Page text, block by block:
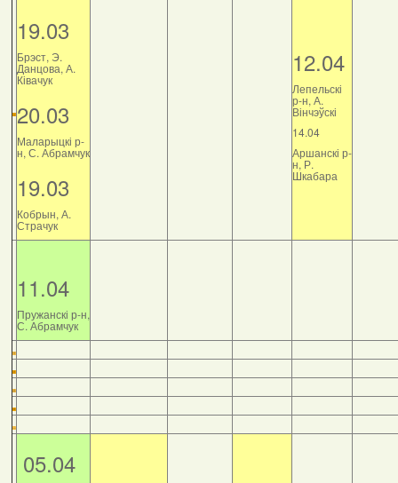
19.03
Брэст, Э.
Данцова, А.
Ківачук
20.03
Маларыцкі р-
н, С. Абрамчук
19.03
Кобрын, А.
Страчук
12.04
Лепельскі
р-н, А.
Вінчэўскі
14.04
Аршанскі р-
н, Р.
Шкабара
11.04
Пружанскі р-н,
С. Абрамчук
05.04